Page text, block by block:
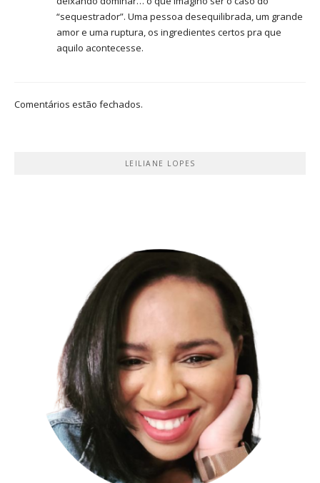
“sequestrador”. Uma pessoa desequilibrada, um grande
amor e uma ruptura, os ingredientes certos pra que
aquilo acontecesse.
Comentários estão fechados.
LEILIANE LOPES